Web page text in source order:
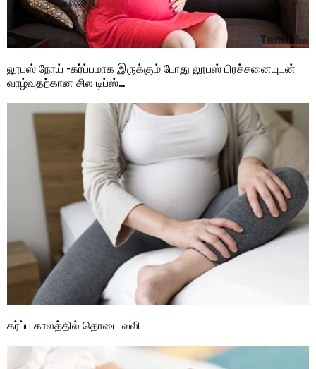
லூபஸ் நோய் -கர்ப்பமாக இருக்கும் போது லூபஸ் பிரச்சனையுடன்
வாழ்வதற்கான சில டிப்ஸ்…
கர்ப்ப காலத்தில் தொடை வலி